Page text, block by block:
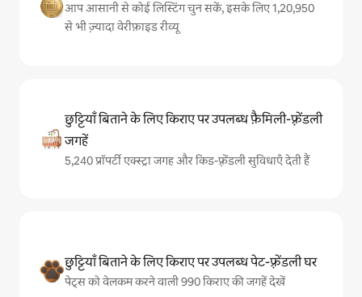
आप आसानी से कोई लिस्टिंग चुन सकें, इसके लिए 1,20,950
से भी ज़्यादा वेरीफ़ाइड रीव्यू
छुट्टियाँ बिताने के लिए किराए पर उपलब्ध फ़ैमिली-फ़्रेंडली
जगहें
5,240 प्रॉपर्टी एक्स्ट्रा जगह और किड-फ़्रेंडली सुविधाएँ देती हैं
छुट्टियाँ बिताने के लिए किराए पर उपलब्ध पेट-फ़्रेंडली घर
पेट्स को वेलकम करने वाली 990 किराए की जगहें देखें